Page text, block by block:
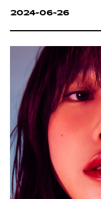
2024-06-26